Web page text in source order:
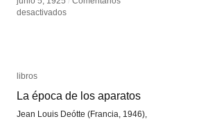
desactivadosen
desactivadosen
libros
La época de los aparatos
Jean Louis Deótte (Francia, 1946),
libros
La época de los aparatos